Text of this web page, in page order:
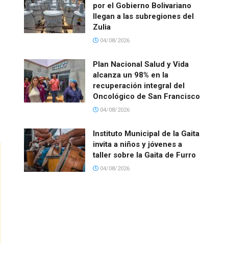
por el Gobierno Bolivariano
llegan a las subregiones del
Zulia
04/08/2026
Plan Nacional Salud y Vida
alcanza un 98% en la
recuperación integral del
Oncológico de San Francisco
04/08/2026
Instituto Municipal de la Gaita
invita a niños y jóvenes a
taller sobre la Gaita de Furro
04/08/2026